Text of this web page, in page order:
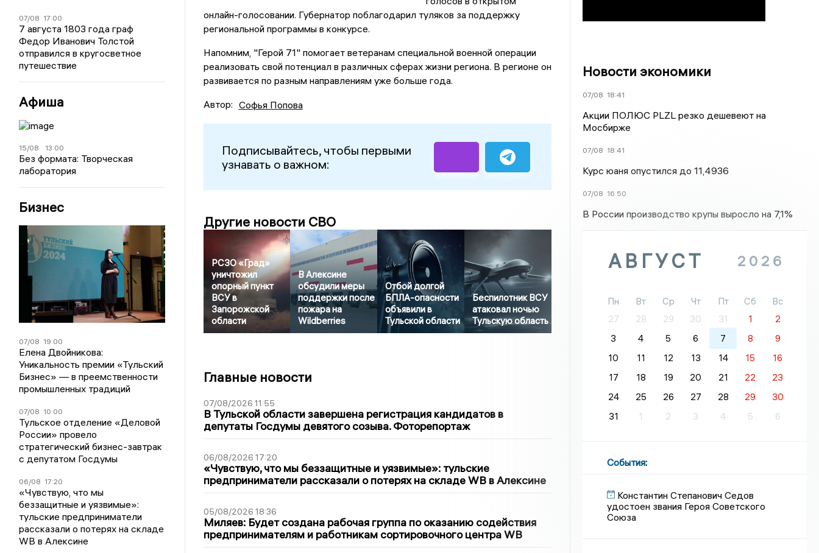
07/08 17:00
7 августа 1803 года граф
Федор Иванович Толстой
отправился в кругосветное
путешествие
Афиша
15/08 13:00
Без формата: Творческая
лаборатория
Бизнес
07/08 19:00
Елена Двойникова:
Уникальность премии «Тульский
Бизнес» — в преемственности
промышленных традиций
07/08 10:00
Тульское отделение «Деловой
России» провело
стратегический бизнес-завтрак
с депутатом Госдумы
06/08 17:20
«Чувствую, что мы
беззащитные и уязвимые»:
тульские предприниматели
рассказали о потерях на складе
WB в Алексине
онлайн-голосовании. Губернатор поблагодарил туляков за поддержку
региональной программы в конкурсе.
Напомним, "Герой 71" помогает ветеранам специальной военной операции
реализовать свой потенциал в различных сферах жизни региона. В регионе он
развивается по разным направлениям уже больше года.
Автор: Софья Попова
Подписывайтесь, чтобы первыми
узнавать о важном:
Другие новости СВО
РСЗО «Град»
уничтожил
опорный пункт
ВСУ в
Запорожской
области
В Алексине
обсудили меры
поддержки после
пожара на
Wildberries
Отбой долгой
БПЛА-опасности
объявили в
Тульской области
Беспилотник ВСУ
атаковал ночью
Тульскую область
Главные новости
07/08/2026 11:55
В Тульской области завершена регистрация кандидатов в
депутаты Госдумы девятого созыва. Фоторепортаж
06/08/2026 17:20
«Чувствую, что мы беззащитные и уязвимые»: тульские
предприниматели рассказали о потерях на складе WB в Алексине
05/08/2026 18:36
Миляев: Будет создана рабочая группа по оказанию содействия
предпринимателям и работникам сортировочного центра WB
Новости экономики
07/08 18:41
Акции ПОЛЮС PLZL резко дешевеют на
Мосбирже
07/08 18:41
Курс юаня опустился до 11,4936
07/08 16:50
В России производство крупы выросло на 7,1%
АВГУСТ 2026
Пн Вт Ср Чт Пт Сб
Вс
27
28 29 30 31 1
2
3
4 5 6 7 8
9
10
11 12 13 14 15
16
17
18 19 20 21 22
23
24
25 26 27 28 29
30
31
1 2 3 4 5 6
События:
Константин Степанович Седов
удостоен звания Героя Советского
Союза